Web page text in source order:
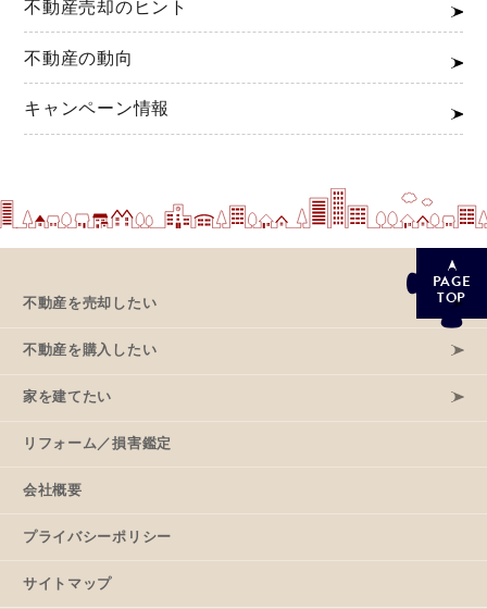
不動産売却のヒント
不動産の動向
キャンペーン情報
PAGE
TOP
不動産を売却したい
不動産を購入したい
家を建てたい
リフォーム／損害鑑定
会社概要
プライバシーポリシー
サイトマップ